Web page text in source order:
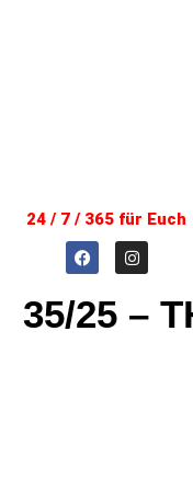
24 / 7 / 365 für Euch
35/25 –